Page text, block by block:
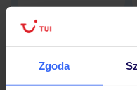
Zgoda
Hotel